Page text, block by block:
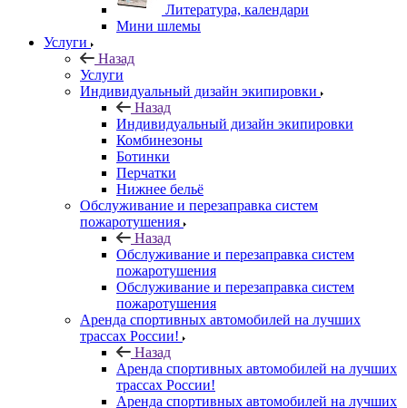
Литература, календари
Мини шлемы
Услуги
Назад
Услуги
Индивидуальный дизайн экипировки
Назад
Индивидуальный дизайн экипировки
Комбинезоны
Ботинки
Перчатки
Нижнее бельё
Обслуживание и перезаправка систем
пожаротушения
Назад
Обслуживание и перезаправка систем
пожаротушения
Обслуживание и перезаправка систем
пожаротушения
Аренда спортивных автомобилей на лучших
трассах России!
Назад
Аренда спортивных автомобилей на лучших
трассах России!
Аренда спортивных автомобилей на лучших